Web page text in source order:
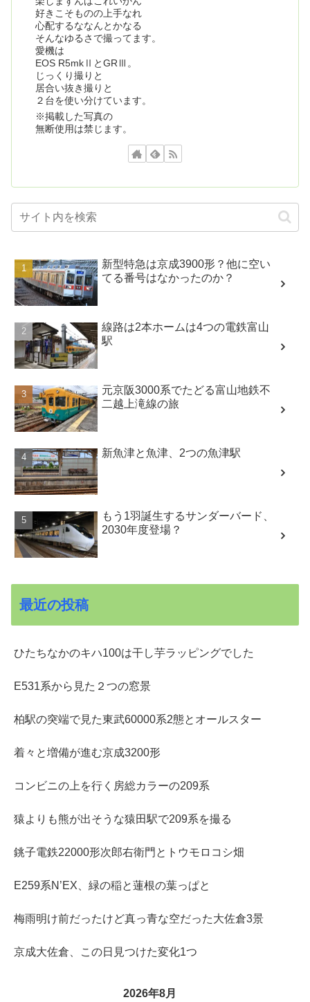
好きこそものの上手なれ
心配するななんとかなる
そんなゆるさで撮ってます。
愛機は
EOS R5mkⅡとGRⅢ。
じっくり撮りと
居合い抜き撮りと
２台を使い分けています。
※掲載した写真の
無断使用は禁じます。
新型特急は京成3900形？他に空い
てる番号はなかったのか？
線路は2本ホームは4つの電鉄富山
駅
元京阪3000系でたどる富山地鉄不
二越上滝線の旅
新魚津と魚津、2つの魚津駅
もう1羽誕生するサンダーバード、
2030年度登場？
最近の投稿
ひたちなかのキハ100は干し芋ラッピングでした
E531系から見た２つの窓景
柏駅の突端で見た東武60000系2態とオールスター
着々と増備が進む京成3200形
コンビニの上を行く房総カラーの209系
猿よりも熊が出そうな猿田駅で209系を撮る
銚子電鉄22000形次郎右衛門とトウモロコシ畑
E259系N’EX、緑の稲と蓮根の葉っぱと
梅雨明け前だったけど真っ青な空だった大佐倉3景
京成大佐倉、この日見つけた変化1つ
2026年8月